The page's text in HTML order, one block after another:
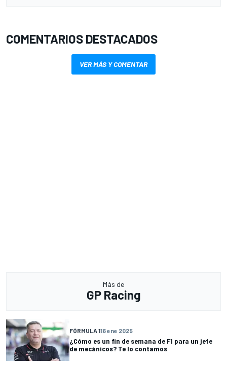
COMENTARIOS DESTACADOS
VER MÁS Y COMENTAR
Más de
GP Racing
FÓRMULA 116 ene 2025
¿Cómo es un fin de semana de F1 para un jefe
de mecánicos? Te lo contamos